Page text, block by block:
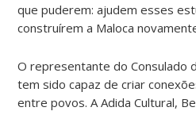
que puderem: ajudem esses
construírem a Maloca
O representante do Consulado
tem sido capaz de criar
entre povos. A Adida Cultural,